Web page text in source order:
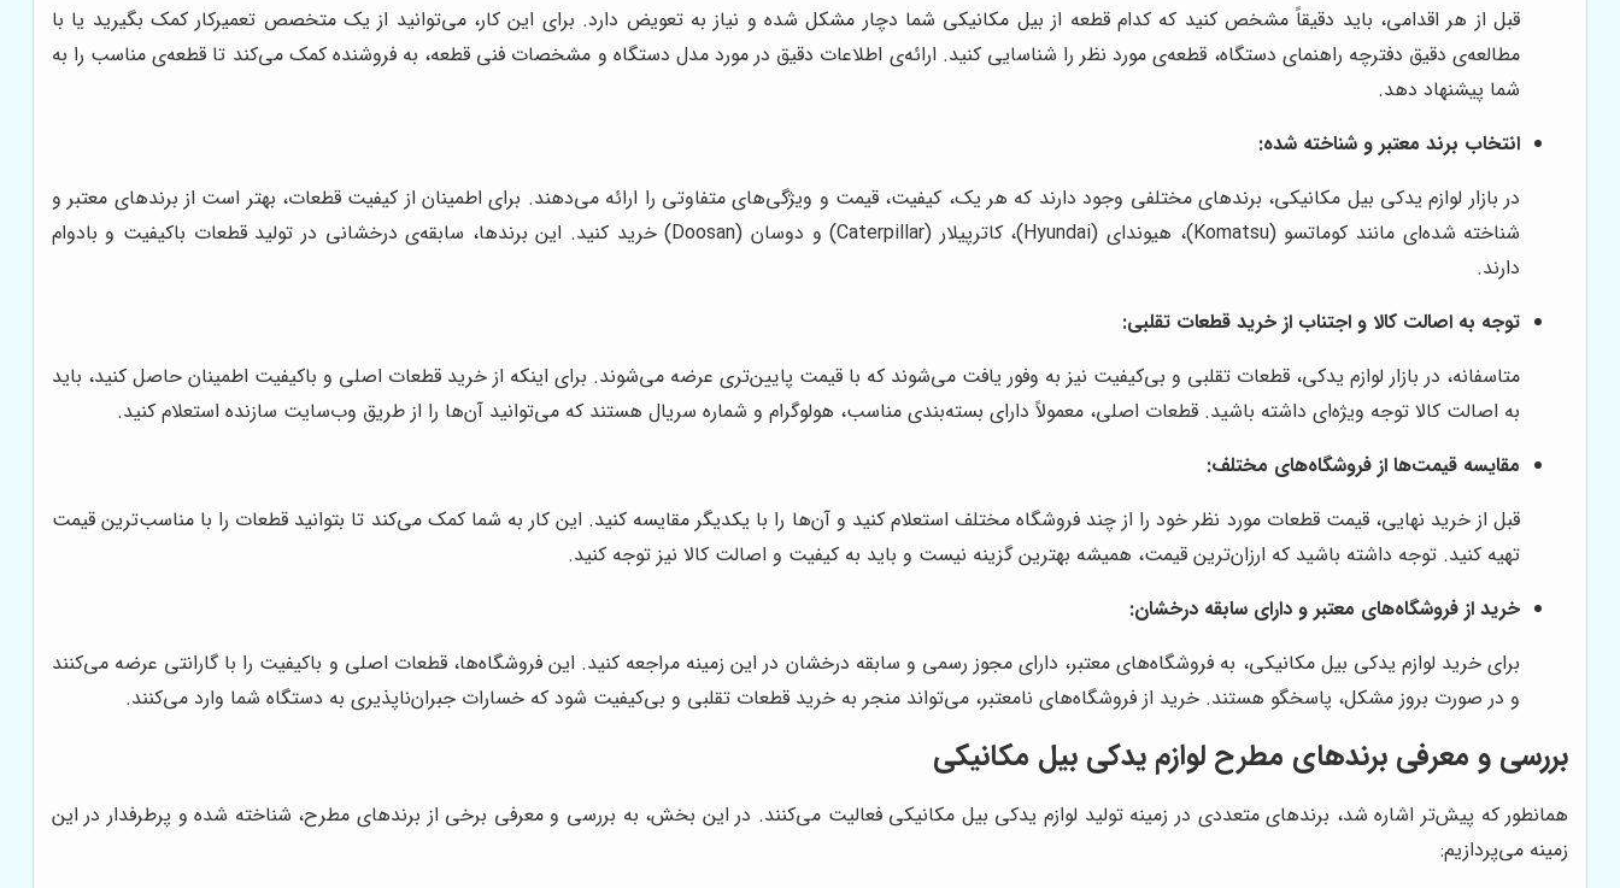
قبل از هر اقدامی، باید دقیقاً مشخص کنید که کدام قطعه از بیل مکانیکی شما دچار مشکل شده و نیاز به تعویض دارد. برای این کار، می‌توانید از یک متخصص تعمیرکار کمک بگیرید یا با
مطالعه‌ی دقیق دفترچه راهنمای دستگاه، قطعه‌ی مورد نظر را شناسایی کنید. ارائه‌ی اطلاعات دقیق در مورد مدل دستگاه و مشخصات فنی قطعه، به فروشنده کمک می‌کند تا قطعه‌ی مناسب را به
شما پیشنهاد دهد.
انتخاب برند معتبر و شناخته شده:
در بازار لوازم یدکی بیل مکانیکی، برندهای مختلفی وجود دارند که هر یک، کیفیت، قیمت و ویژگی‌های متفاوتی را ارائه می‌دهند. برای اطمینان از کیفیت قطعات، بهتر است از برندهای معتبر و
شناخته شده‌ای مانند کوماتسو (Komatsu)، هیوندای (Hyundai)، کاترپیلار (Caterpillar) و دوسان (Doosan) خرید کنید. این برندها، سابقه‌ی درخشانی در تولید قطعات باکیفیت و بادوام
دارند.
توجه به اصالت کالا و اجتناب از خرید قطعات تقلبی:
متاسفانه، در بازار لوازم یدکی، قطعات تقلبی و بی‌کیفیت نیز به وفور یافت می‌شوند که با قیمت پایین‌تری عرضه می‌شوند. برای اینکه از خرید قطعات اصلی و باکیفیت اطمینان حاصل کنید، باید
به اصالت کالا توجه ویژه‌ای داشته باشید. قطعات اصلی، معمولاً دارای بسته‌بندی مناسب، هولوگرام و شماره سریال هستند که می‌توانید آن‌ها را از طریق وب‌سایت سازنده استعلام کنید.
مقایسه قیمت‌ها از فروشگاه‌های مختلف:
قبل از خرید نهایی، قیمت قطعات مورد نظر خود را از چند فروشگاه مختلف استعلام کنید و آن‌ها را با یکدیگر مقایسه کنید. این کار به شما کمک می‌کند تا بتوانید قطعات را با مناسب‌ترین قیمت
تهیه کنید. توجه داشته باشید که ارزان‌ترین قیمت، همیشه بهترین گزینه نیست و باید به کیفیت و اصالت کالا نیز توجه کنید.
خرید از فروشگاه‌های معتبر و دارای سابقه درخشان:
برای خرید لوازم یدکی بیل مکانیکی، به فروشگاه‌های معتبر، دارای مجوز رسمی و سابقه درخشان در این زمینه مراجعه کنید. این فروشگاه‌ها، قطعات اصلی و باکیفیت را با گارانتی عرضه می‌کنند
و در صورت بروز مشکل، پاسخگو هستند. خرید از فروشگاه‌های نامعتبر، می‌تواند منجر به خرید قطعات تقلبی و بی‌کیفیت شود که خسارات جبران‌ناپذیری به دستگاه شما وارد می‌کنند.
بررسی و معرفی برندهای مطرح لوازم یدکی بیل مکانیکی
همانطور که پیش‌تر اشاره شد، برندهای متعددی در زمینه تولید لوازم یدکی بیل مکانیکی فعالیت می‌کنند. در این بخش، به بررسی و معرفی برخی از برندهای مطرح، شناخته شده و پرطرفدار در این
زمینه می‌پردازیم: